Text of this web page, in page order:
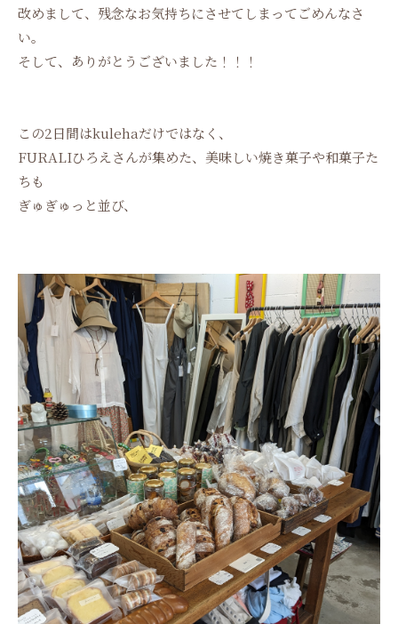
改めまして、残念なお気持ちにさせてしまってごめんなさ
い。
そして、ありがとうございました！！！
この2日間はkulehaだけではなく、
FURALIひろえさんが集めた、美味しい焼き菓子や和菓子た
ちも
ぎゅぎゅっと並び、